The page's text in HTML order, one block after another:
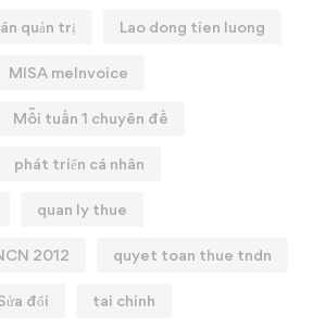
quản trị Lao dong tien luong
MISA meInvoice
Mỗi tuần 1 chuyên đề
phát triển cá nhân
quan ly thue
2012 quyet toan thue tndn
đổi tai chinh